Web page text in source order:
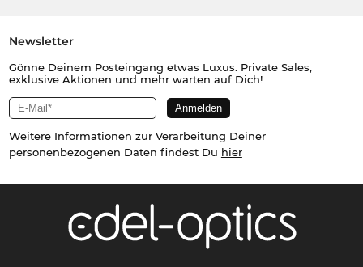
Newsletter
Gönne Deinem Posteingang etwas Luxus. Private Sales,
exklusive Aktionen und mehr warten auf Dich!
Weitere Informationen zur Verarbeitung Deiner
personenbezogenen Daten findest Du hier